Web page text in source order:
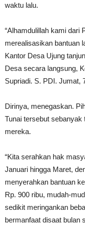
waktu lalu.
“Alhamdulillah kami dari
merealisasikan bantuan
Kantor Desa Ujung
Desa secara langsung,
Supriadi. S. PDI. Jumat,
Dirinya, menegaskan.
Tunai tersebut
mereka.
“Kita serahkan hak
Januari hingga Maret,
menyerahkan bantuan
Rp. 900 ribu, mudah-
sedikit meringankan
bermanfaat disaat bulan